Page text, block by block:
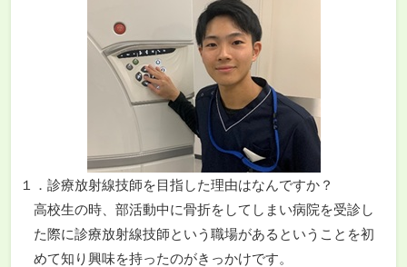
１．診療放射線技師を目指した理由はなんですか？
高校生の時、部活動中に骨折をしてしまい病院を受診し
た際に診療放射線技師という職場があるということを初
めて知り興味を持ったのがきっかけです。